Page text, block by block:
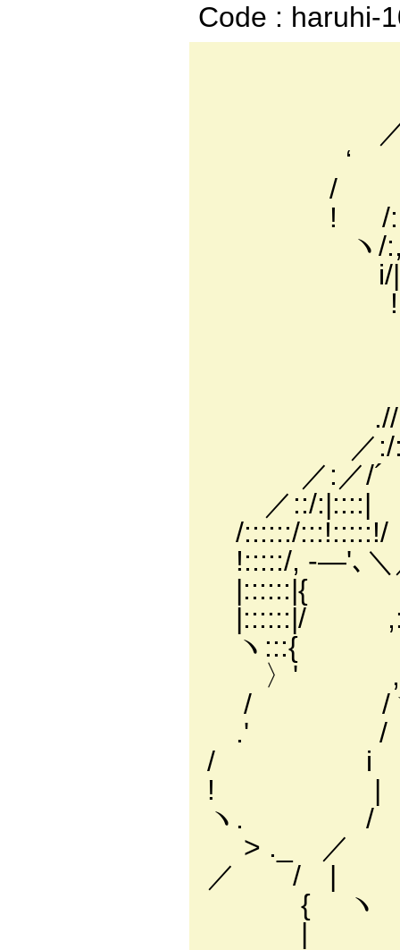
Code : haruhi-
／
‘ ／
/ .‘:;ィ
! /::::':/
ヽ/
i/
!:!､::|::i:|,
.//
／:/
／:／/´ ＿
／::/:|::::| /´
/::::::/
!:::::/, -―'､
|::::::|{ ./:::/
|::::::|/
ヽ:::{
〉'
/ /ヽ::ヽ
.' / ＼:＼
/ i {≧:ヽ
! |
ヽ. / /
> ._ ／ |
／ / | ,
{ ヽ
| ／: